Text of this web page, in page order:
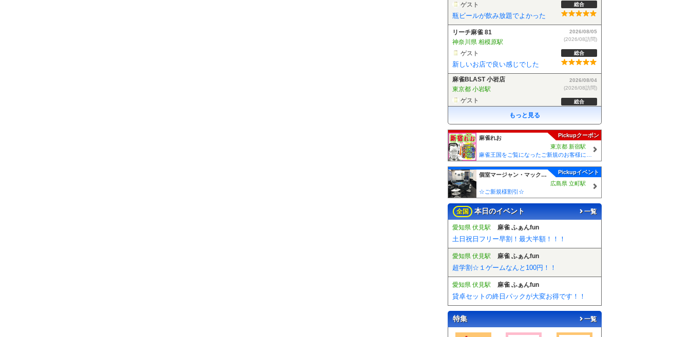
リーチ麻雀 81
神奈川県 相模原駅
ゲスト
2026/08/05
総合
麻雀BLAST 小岩店
東京都 小岩駅
ゲスト
2026/08/04
総合
もっと見る
Pickupクーポン
麻雀れお
東京都 新宿駅
Pickupイベント
広島県 立町駅
☆ご新規様割引☆
全国 本日のイベント 一覧
愛知県 伏見駅 麻雀 ふぁんfun
土日祝日フリー早割！最大半額！！！
愛知県 伏見駅 麻雀 ふぁんfun
超学割☆１ゲームなんと100円！！
愛知県 伏見駅 麻雀 ふぁんfun
貸卓セットの終日パックが大変お得です！！
特集 一覧